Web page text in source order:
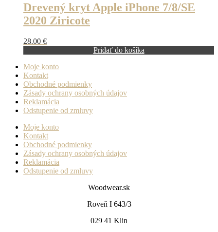
Drevený kryt Apple iPhone 7/8/SE
2020 Ziricote
28.00 €
Pridať do košíka
Moje konto
Kontakt
Obchodné podmienky
Zásady ochrany osobných údajov
Reklamácia
Odstupenie od zmluvy
Moje konto
Kontakt
Obchodné podmienky
Zásady ochrany osobných údajov
Reklamácia
Odstupenie od zmluvy
Woodwear.sk
Roveň I 643/3
029 41 Klin